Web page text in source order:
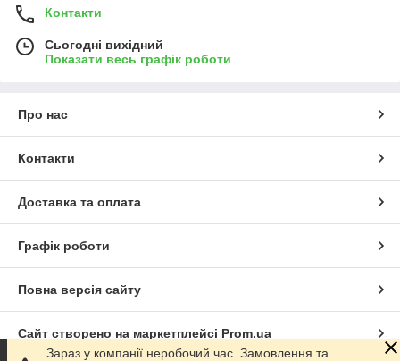
Контакти
Сьогодні вихідний
Показати весь графік роботи
Про нас
Контакти
Доставка та оплата
Графік роботи
Повна версія сайту
Сайт створено на маркетплейсі Prom.ua
Зараз у компанії неробочий час. Замовлення та